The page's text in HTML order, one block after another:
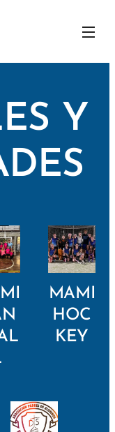
Y
MAMI
HOC
KEY